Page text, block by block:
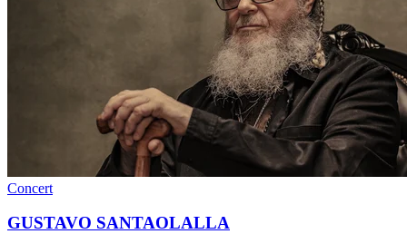
Concert
GUSTAVO SANTAOLALLA